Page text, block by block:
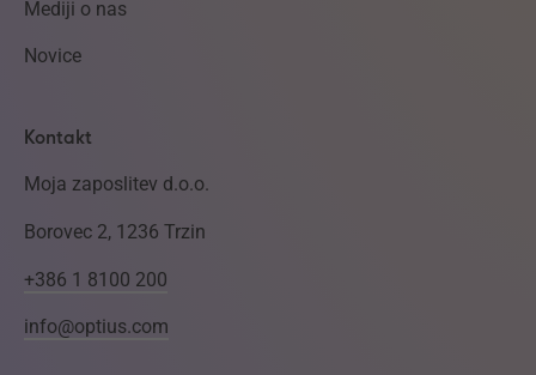
Mediji o nas
Novice
Kontakt
Moja zaposlitev d.o.o.
Borovec 2, 1236 Trzin
+386 1 8100 200
info@optius.com